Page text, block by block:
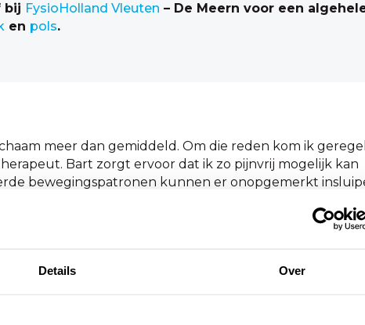
Details Over
bij FysioHolland Vleuten – De Meern voor een
en pols.
meer dan gemiddeld. Om die reden kom ik
Bart zorgt ervoor dat ik zo pijnvrij mogelijk kan
bewegingspatronen kunnen er onopgemerkt
en mee te laten kijken met oefeningen ben ik hier
trainer/coach, Wim Wamsteeker, onbedoeld
mij ervan bewust dat de (trainings)boog niet altijd
zoeken. Wanneer ik de juiste balans tussen inspanning
fitter, wetende dat ik er alles aan doe om mijn lichaam